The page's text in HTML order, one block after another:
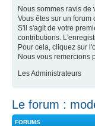
Nous sommes ravis
Vous êtes sur un
S'il s'agit de votre
contributions.
Pour cela, cliquez sur
Nous vous remercions
Les Administrateurs
Le forum :
FORUMS